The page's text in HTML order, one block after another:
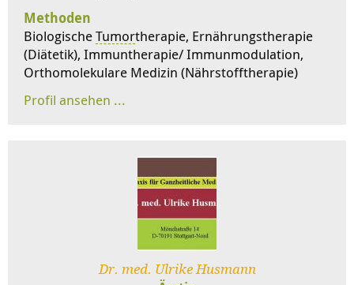
Methoden
BiologischeTumortherapie, Ernährungstherapie
(Diätetik), Immuntherapie/ Immunmodulation,
Orthomolekulare Medizin (Nährstofftherapie)
Dr. med. Ulrike Husmann